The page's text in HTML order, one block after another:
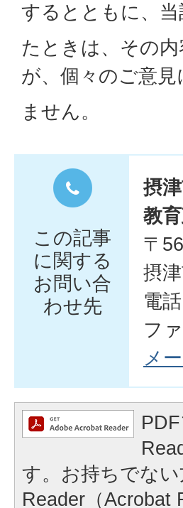
するとともに、当
たときは、その
が、個々のご意見
ません。
この記事
に関する
お問い合
わせ先
摂
教
〒
摂
電話
フ
メ
す。お持ちでな
Reader（Acrobat